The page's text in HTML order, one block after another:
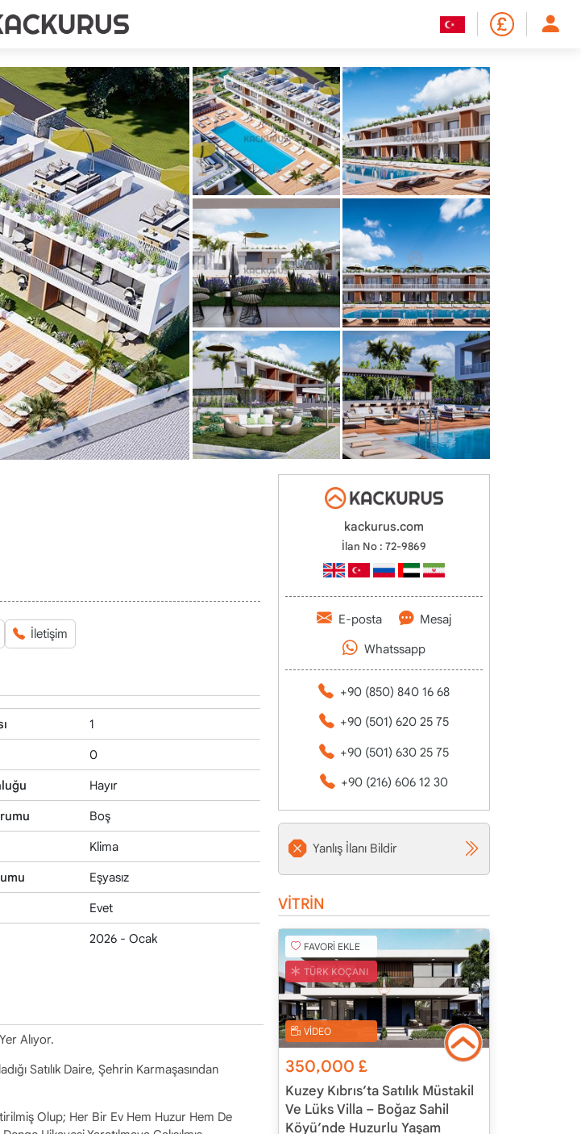
İletişim
1
0
Hayır
Boş
Klima
Eşyasız
Evet
2026 - Ocak
Alıyor.
Satılık Daire, Şehrin Karmaşasından
Olup; Her Bir Ev Hem Huzur Hem De
kackurus.com
İlan No : 72-9869
E-posta Mesaj
Whatssapp
+90 (850) 840 16 68
+90 (501) 620 25 75
+90 (501) 630 25 75
+90 (216) 606 12 30
Yanlış İlanı Bildir
VİTRİN
FAVORİ EKLE
TÜRK KOÇANI
VİDEO
350,000 £
Kuzey Kıbrıs’ta Satılık Müstakil
Ve Lüks Villa – Boğaz Sahil
Köyü’nde Huzurlu Yaşam